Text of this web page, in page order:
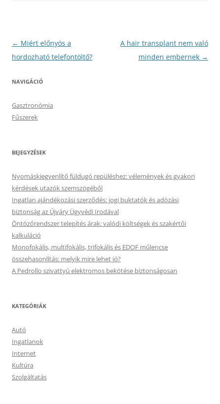
Bejegyzés
navigáció
← Miért előnyös a
hordozható telefontöltő?
A hair transplant nem való
minden embernek →
NAVIGÁCIÓ
Gasztronómia
Fűszerek
BEJEGYZÉSEK
Nyomáskiegyenlítő füldugó repüléshez: vélemények és gyakori
kérdések utazók szemszögéből
Ingatlan ajándékozási szerződés: jogi buktatók és adózási
biztonság az Újváry Ügyvédi Irodával
Öntözőrendszer telepítés árak: valódi költségek és szakértői
kalkuláció
Monofokális, multifokális, trifokális és EDOF műlencse
összehasonlítás: melyik mire lehet jó?
A Pedrollo szivattyú elektromos bekötése biztonságosan
KATEGÓRIÁK
Autó
Ingatlanok
Internet
Kultúra
Szolgáltatás